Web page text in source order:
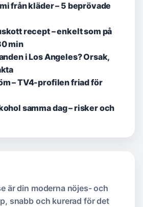
från kläder – 5 beprövade
recept – enkelt som på
min
i Los Angeles? Orsak,
– TV4-profilen friad för
samma dag – risker och
är din moderna nöjes- och
snabb och kurerad för det